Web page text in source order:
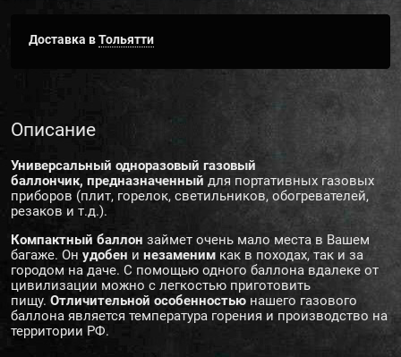
Доставка вТольятти
Описание
Универсальный одноразовый газовый
баллончик, предназначенный для портативных газовых
приборов (плит, горелок, светильников, обогревателей,
резаков и т.д.).
Компактный баллон займет очень мало места в Вашем
багаже. Он удобен и незаменим как в походах, так и за
городом на даче. С помощью одного баллона вдалеке от
цивилизации можно с легкостью приготовить
пищу. Отличительной особенностью нашего газового
баллона является температура горения и производство на
территории РФ.